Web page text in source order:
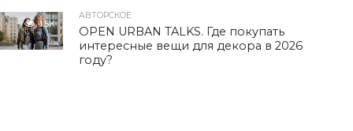
1.5K
АВТОРСКОЕ
OPEN URBAN TALKS. Где покупать
интересные вещи для декора в 2026
году?